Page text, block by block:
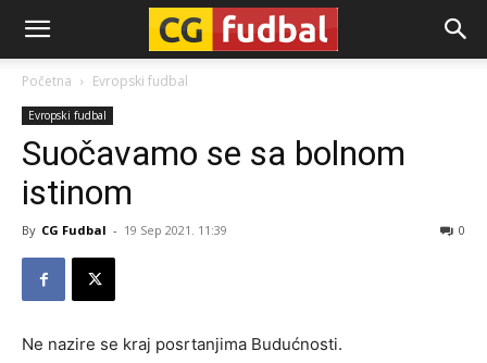
CG-
Fudbal
Početna Evropski fudbal
Evropski fudbal
Suočavamo se sa bolnom
istinom
By CG Fudbal - 19 Sep 2021. 11:39 0
Ne nazire se kraj posrtanjima Budućnosti.